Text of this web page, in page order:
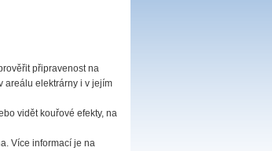
připravenost na
areálu elektrárny i v jejím
vidět kouřové efekty, na
Více informací je na